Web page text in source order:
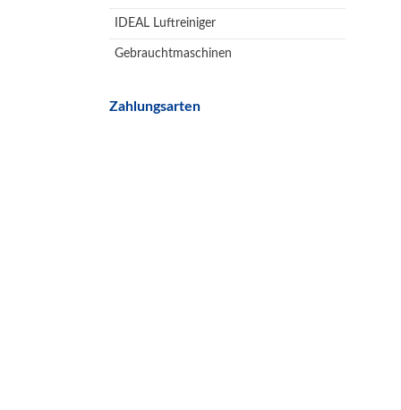
IDEAL Luftreiniger
Gebrauchtmaschinen
Zahlungsarten